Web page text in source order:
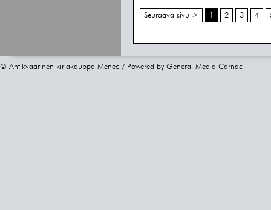
Seuraava sivu > 1 2 3 4
© Antikvaarinen kirjakauppa Menec / Powered by General Media Carnac